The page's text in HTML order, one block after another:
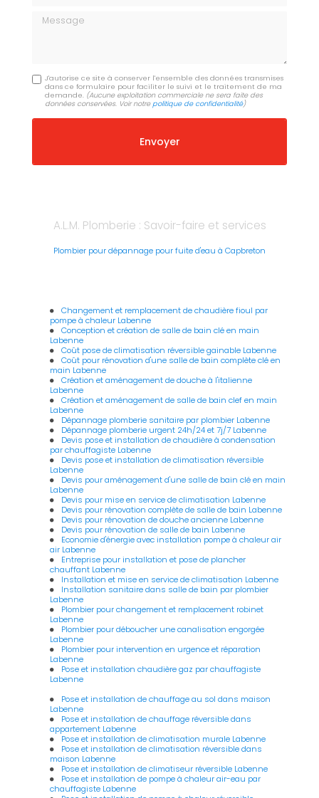
Message
J'autorise ce site à conserver l'ensemble des données transmises
dans ce formulaire pour faciliter le suivi et le traitement de ma
demande. (Aucune exploitation commerciale ne sera faite des
données conservées. Voir notrepolitique de confidentialité)
A.L.M. Plomberie : Savoir-faire et services
Plombier pour dépannage pour fuite d'eau à Capbreton
Changement et remplacement de chaudière fioul par
pompe à chaleur Labenne
Conception et création de salle de bain clé en main
Labenne
Coût pose de climatisation réversible gainable Labenne
Coût pour rénovation d'une salle de bain complète clé en
main Labenne
Création et aménagement de douche à l'italienne
Labenne
Création et aménagement de salle de bain clef en main
Labenne
Dépannage plomberie sanitaire par plombier Labenne
Dépannage plomberie urgent 24h/24 et 7j/7 Labenne
Devis pose et installation de chaudière à condensation
par chauffagiste Labenne
Devis pose et installation de climatisation réversible
Labenne
Devis pour aménagement d'une salle de bain clé en main
Labenne
Devis pour mise en service de climatisation Labenne
Devis pour rénovation complète de salle de bain Labenne
Devis pour rénovation de douche ancienne Labenne
Devis pour rénovation de salle de bain Labenne
Economie d'énergie avec installation pompe à chaleur air
air Labenne
Entreprise pour installation et pose de plancher
chauffant Labenne
Installation et mise en service de climatisation Labenne
Installation sanitaire dans salle de bain par plombier
Labenne
Plombier pour changement et remplacement robinet
Labenne
Plombier pour déboucher une canalisation engorgée
Labenne
Plombier pour intervention en urgence et réparation
Labenne
Pose et installation chaudière gaz par chauffagiste
Labenne
Pose et installation de chauffage au sol dans maison
Labenne
Pose et installation de chauffage réversible dans
appartement Labenne
Pose et installation de climatisation murale Labenne
Pose et installation de climatisation réversible dans
maison Labenne
Pose et installation de climatiseur réversible Labenne
Pose et installation de pompe à chaleur air-eau par
chauffagiste Labenne